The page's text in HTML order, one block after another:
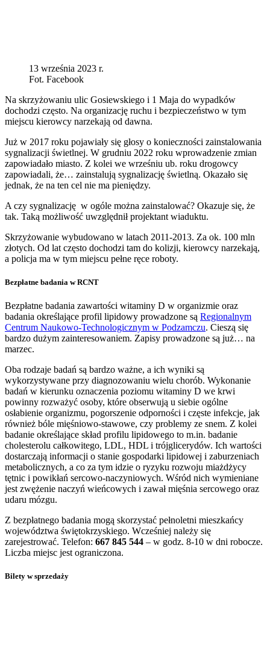
13 września 2023 r.
Fot. Facebook
Na skrzyżowaniu ulic Gosiewskiego i 1 Maja do wypadków
dochodzi często. Na organizację ruchu i bezpieczeństwo w tym
miejscu kierowcy narzekają od dawna.
Już w 2017 roku pojawiały się głosy o konieczności zainstalowania
sygnalizacji świetlnej. W grudniu 2022 roku wprowadzenie zmian
zapowiadało miasto. Z kolei we wrześniu ub. roku drogowcy
zapowiadali, że… zainstalują sygnalizację świetlną. Okazało się
jednak, że na ten cel nie ma pieniędzy.
A czy sygnalizację w ogóle można zainstalować? Okazuje się, że
tak. Taką możliwość uwzględnił projektant wiaduktu.
Skrzyżowanie wybudowano w latach 2011-2013. Za ok. 100 mln
złotych. Od lat często dochodzi tam do kolizji, kierowcy narzekają,
a policja ma w tym miejscu pełne ręce roboty.
Bezpłatne badania w RCNT
Bezpłatne badania zawartości witaminy D w organizmie oraz
badania określające profil lipidowy prowadzone są Regionalnym
Centrum Naukowo-Technologicznym w Podzamczu. Cieszą się
bardzo dużym zainteresowaniem. Zapisy prowadzone są już… na
marzec.
Oba rodzaje badań są bardzo ważne, a ich wyniki są
wykorzystywane przy diagnozowaniu wielu chorób. Wykonanie
badań w kierunku oznaczenia poziomu witaminy D we krwi
powinny rozważyć osoby, które obserwują u siebie ogólne
osłabienie organizmu, pogorszenie odporności i częste infekcje, jak
również bóle mięśniowo-stawowe, czy problemy ze snem. Z kolei
badanie określające skład profilu lipidowego to m.in. badanie
cholesterolu całkowitego, LDL, HDL i trójglicerydów. Ich wartości
dostarczają informacji o stanie gospodarki lipidowej i zaburzeniach
metabolicznych, a co za tym idzie o ryzyku rozwoju miażdżycy
tętnic i powikłań sercowo-naczyniowych. Wśród nich wymieniane
jest zwężenie naczyń wieńcowych i zawał mięśnia sercowego oraz
udaru mózgu.
Z bezpłatnego badania mogą skorzystać pełnoletni mieszkańcy
województwa świętokrzyskiego. Wcześniej należy się
zarejestrować. Telefon: 667 845 544 – w godz. 8-10 w dni robocze.
Liczba miejsc jest ograniczona.
Bilety w sprzedaży